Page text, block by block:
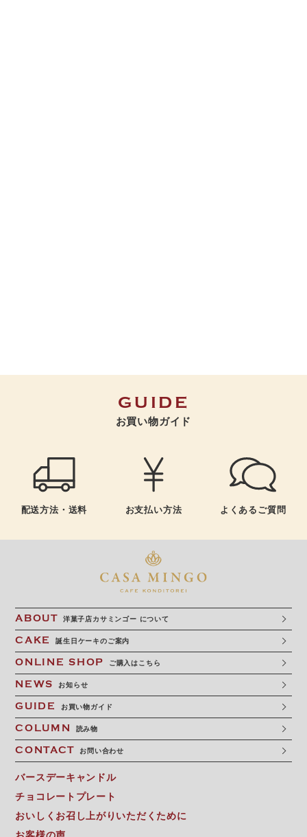
GUIDE
お買い物ガイド
配送方法・送料 お支払い方法 よくあるご質問
ABOUT 洋菓子店カサミンゴー について
CAKE 誕生日ケーキのご案内
ONLINE SHOP ご購入はこちら
NEWS お知らせ
GUIDE お買い物ガイド
COLUMN 読み物
CONTACT お問い合わせ
バースデーキャンドル
チョコレートプレート
おいしくお召し上がりいただくために